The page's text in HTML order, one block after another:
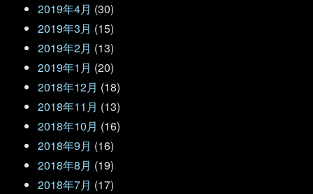
2019年4月 (30)
2019年3月 (15)
2019年2月 (13)
2019年1月 (20)
2018年12月 (18)
2018年11月 (13)
2018年10月 (16)
2018年9月 (16)
2018年8月 (19)
2018年7月 (17)